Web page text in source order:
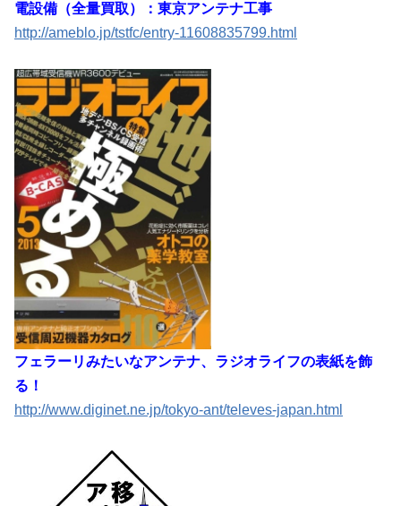
電設備（全量買取）：東京アンテナ工事
http://ameblo.jp/tstfc/entry-11608835799.html
フェラーリみたいなアンテナ、ラジオライフの表紙を飾
る！
http://www.diginet.ne.jp/tokyo-ant/televes-japan.html